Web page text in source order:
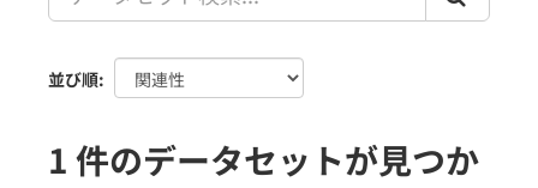
並び順
1 件のデータセットが見つか